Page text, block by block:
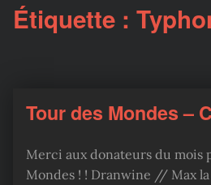
Étiquette :
Tour des Mondes –
Merci aux donateurs du mois
Mondes ! ! Dranwine // Max